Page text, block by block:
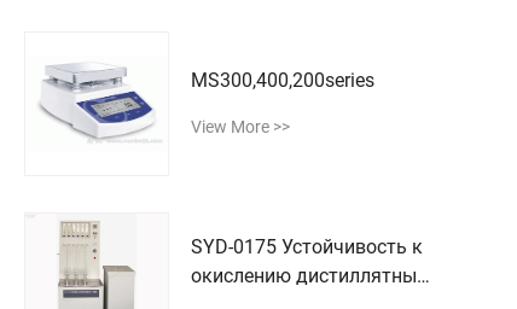
MS300,400,200series
View More >>
SYD-0175 Устойчивость к
окислению дистиллятных